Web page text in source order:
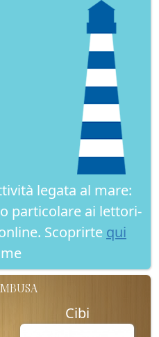
legata al mare:
particolare ai lettori-
Scoprirte qui
Cibi